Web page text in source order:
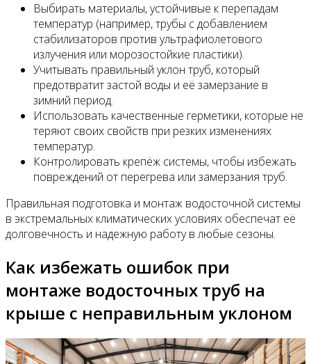
Выбирать материалы, устойчивые к перепадам
температур (например, трубы с добавлением
стабилизаторов против ультрафиолетового
излучения или морозостойкие пластики).
Учитывать правильный уклон труб, который
предотвратит застой воды и её замерзание в
зимний период.
Использовать качественные герметики, которые не
теряют своих свойств при резких изменениях
температур.
Контролировать крепёж системы, чтобы избежать
повреждений от перегрева или замерзания труб.
Правильная подготовка и монтаж водосточной системы
в экстремальных климатических условиях обеспечат её
долговечность и надежную работу в любые сезоны.
Как избежать ошибок при
монтаже водосточных труб на
крыше с неправильным уклоном